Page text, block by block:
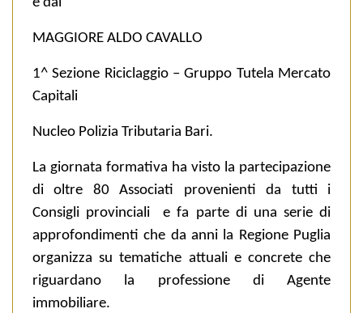
e dal
MAGGIORE ALDO CAVALLO
1^ Sezione Riciclaggio – Gruppo Tutela Mercato
Capitali
Nucleo Polizia Tributaria Bari.
La giornata formativa ha visto la partecipazione
di oltre 80 Associati provenienti da tutti i
Consigli provinciali
e fa parte di una serie di
approfondimenti che da anni la Regione Puglia
organizza su tematiche attuali e concrete che
riguardano la professione di Agente
immobiliare.